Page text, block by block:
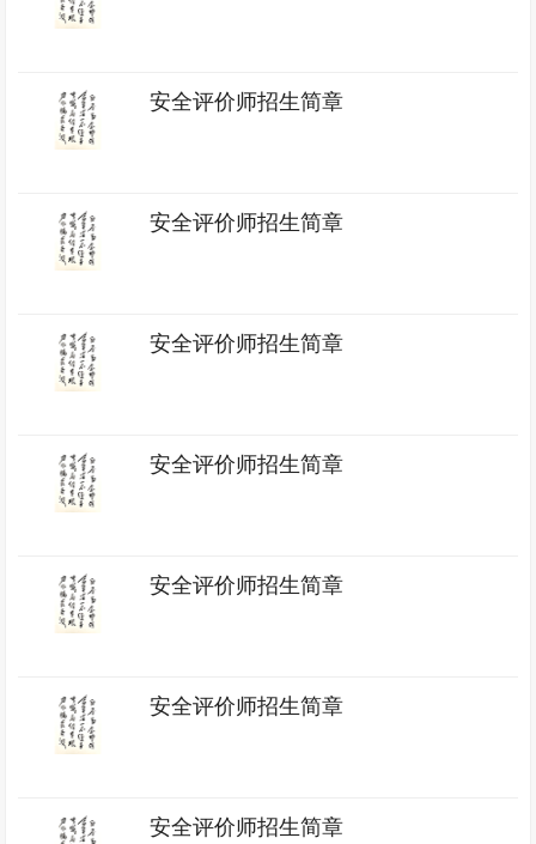
安全评价师招生简章
安全评价师招生简章
安全评价师招生简章
安全评价师招生简章
安全评价师招生简章
安全评价师招生简章
安全评价师招生简章